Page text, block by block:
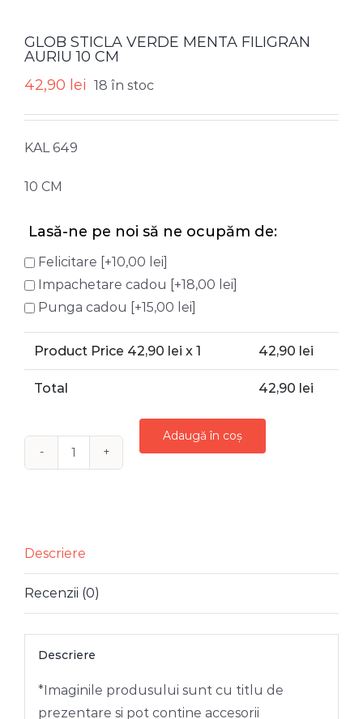
GLOB STICLA VERDE MENTA FILIGRAN
AURIU 10 CM
42,90 lei 18 în stoc
KAL 649
10 CM
Lasă-ne pe noi să ne ocupăm de:
Felicitare [+10,00 lei]
Impachetare cadou [+18,00 lei]
Punga cadou [+15,00 lei]
Product Price 42,90 lei x 1 42,90 lei
Total 42,90 lei
Cantitate
MENTA
FILIGRAN
AURIU
Adaugă în coș
Descriere
Recenzii (0)
Descriere
*Imaginile produsului sunt cu titlu de
prezentare si pot contine accesorii